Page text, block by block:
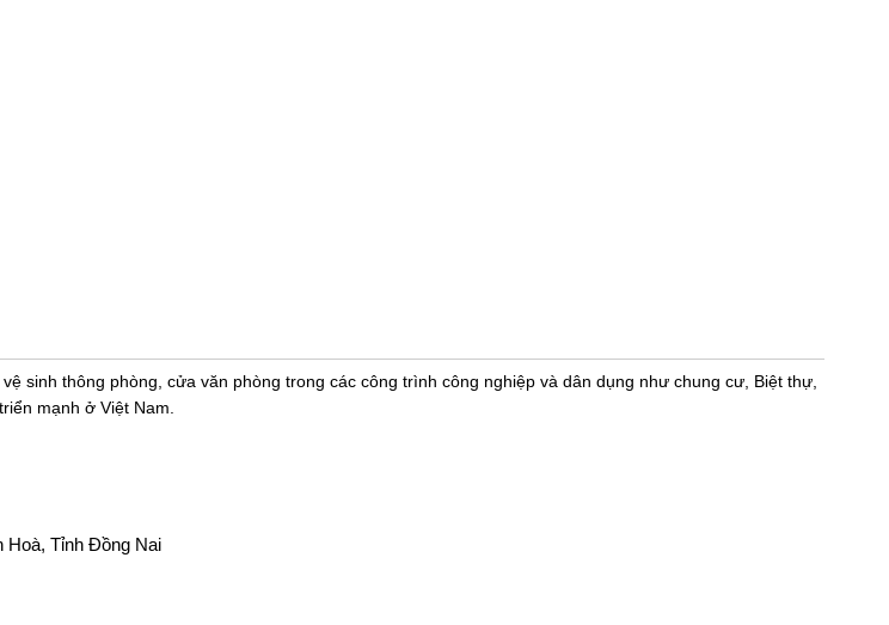
sinh thông phòng, cửa văn phòng trong các công trình công nghiệp và dân dụng như chung cư, Biệt thự,
mạnh ở Việt Nam.
Hoà, Tỉnh Đồng Nai